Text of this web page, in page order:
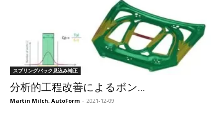
スプリングバック見込み補正
分析的工程改善によるボン...
Martin Milch, AutoForm - 2021-12-09